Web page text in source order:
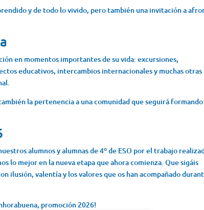
y de todo lo vivido, pero también una invitación a
en momentos importantes de su vida: excursiones,
educativos, intercambios internacionales y muchas otras
la pertenencia a una comunidad que seguirá formando
alumnos y alumnas de 4º de ESO por el trabajo
lo mejor en la nueva etapa que ahora comienza. Que sigáis
ilusión, valentía y los valores que os han acompañado
promoción 2026!